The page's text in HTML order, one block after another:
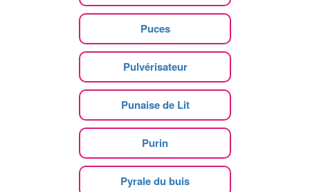
Puces
Pulvérisateur
Punaise de Lit
Purin
Pyrale du buis